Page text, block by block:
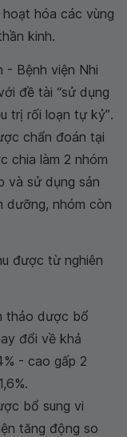
hóa các vùng
kinh.
- Bệnh viện Nhi
đề tài “sử dụng
trị rối loạn tự kỷ”.
chẩn đoán tại
chia làm 2 nhóm
và sử dụng sản
dưỡng, nhóm còn
được từ nghiên
thảo dược bổ
đổi về khả
- cao gấp 2
bổ sung vi
tăng động so